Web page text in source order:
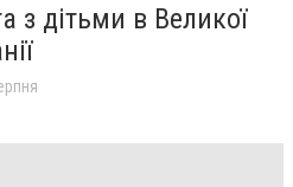
з дітьми в Великої